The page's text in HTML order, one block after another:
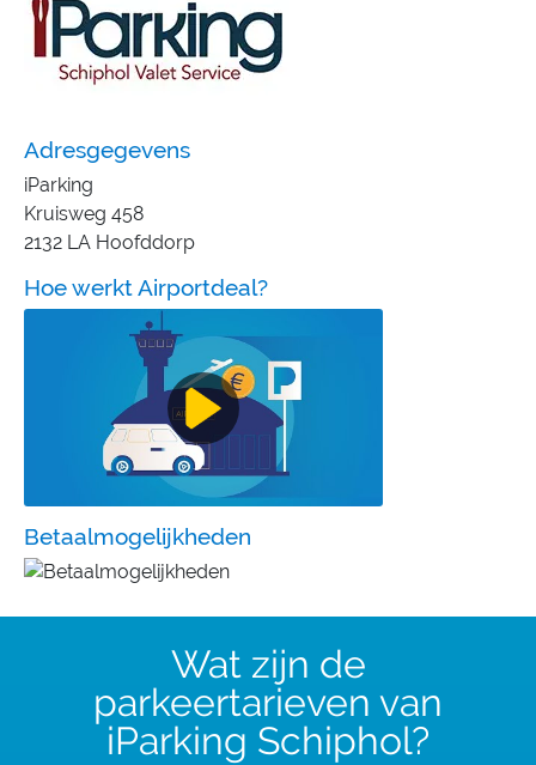
Adresgegevens
iParking
Kruisweg 458
2132 LA Hoofddorp
Hoe werkt Airportdeal?
Betaalmogelijkheden
Wat zijn de
parkeertarieven van
iParking Schiphol?